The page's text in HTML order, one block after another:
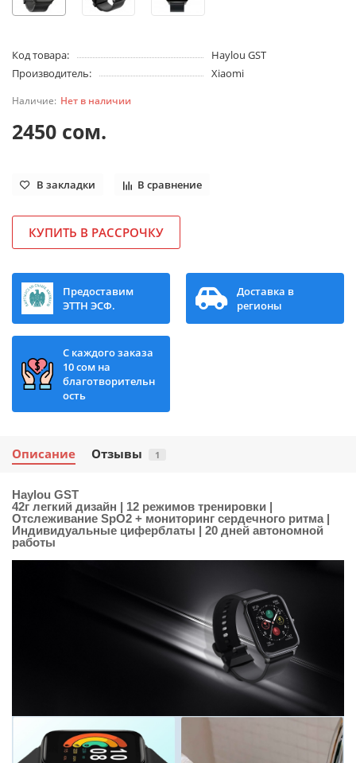
Код товара:
Haylou GST
Производитель:
Xiaomi
Нет в наличии
2450 сом.
В закладки В сравнение
КУПИТЬ В РАССРОЧКУ
Предоставим
ЭТТН ЭСФ.
Доставка в
регионы
С каждого заказа
10 сом на
благотворительн
ость
Описание Отзывы 1
Haylou GST
42г легкий дизайн | 12 режимов тренировки |
Отслеживание SpO2 + мониторинг сердечного ритма |
Индивидуальные циферблаты | 20 дней автономной
работы